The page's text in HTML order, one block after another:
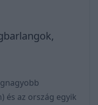
és az ország egyik